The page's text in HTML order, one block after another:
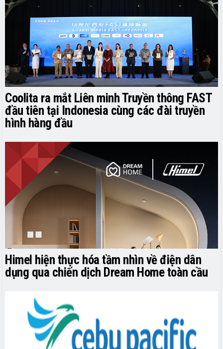
Coolita ra mắt Liên minh Truyền thông FAST
đầu tiên tại Indonesia cùng các đài truyền
hình hàng đầu
Himel hiện thực hóa tầm nhìn về điện dân
dụng qua chiến dịch Dream Home toàn cầu